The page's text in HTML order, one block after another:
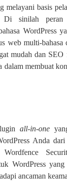
melayani basis
Di sinilah
WordPress
web multi-bahasa
mudah dan
dalam membuat
all-in-one
Anda dari
WordPress yang
ancaman